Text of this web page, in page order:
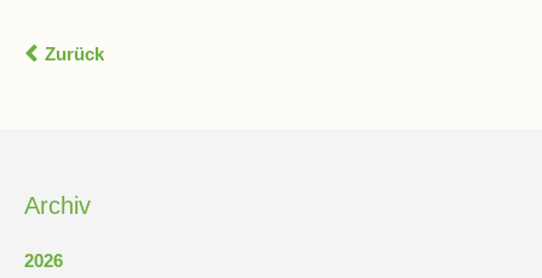
Zurück
Archiv
2026